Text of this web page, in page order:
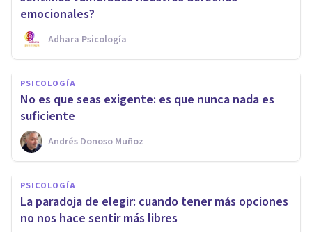
emocionales?
Adhara Psicología
PSICOLOGÍA
No es que seas exigente: es que nunca nada es
suficiente
Andrés Donoso Muñoz
PSICOLOGÍA
La paradoja de elegir: cuando tener más opciones
no nos hace sentir más libres